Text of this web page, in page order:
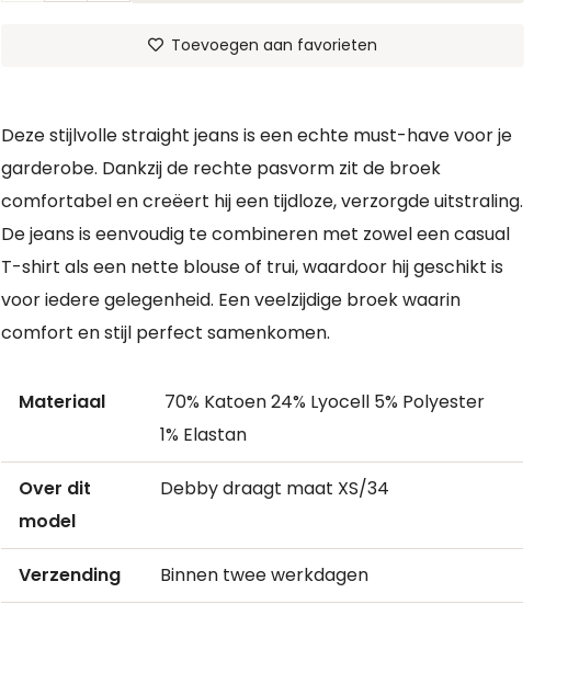
Toevoegen aan favorieten
Deze stijlvolle straight jeans is een echte must-have voor je
garderobe. Dankzij de rechte pasvorm zit de broek
comfortabel en creëert hij een tijdloze, verzorgde uitstraling.
De jeans is eenvoudig te combineren met zowel een casual
T-shirt als een nette blouse of trui, waardoor hij geschikt is
voor iedere gelegenheid. Een veelzijdige broek waarin
comfort en stijl perfect samenkomen.
Materiaal
70% Katoen 24% Lyocell 5% Polyester
1% Elastan
Over dit
model
Debby draagt maat XS/34
Verzending Binnen twee werkdagen